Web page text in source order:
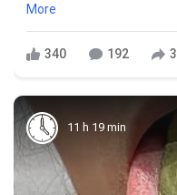
More
340 192
11 h 19 min